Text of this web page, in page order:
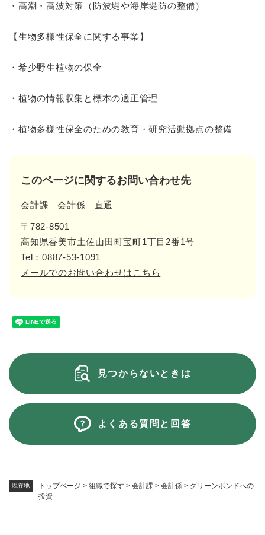
現在地 トップページ > 組織で探す > 会計課 > 会計係 > グリーンボンドへの
投資
・高潮・高波対策（防波堤や海岸堤防の整備）
【生物多様性保全に関する事業】
・希少野生植物の保全
・植物の情報収集と標本の適正管理
・植物多様性保全のための教育・研究活動拠点の整備
このページに関するお問い合わせ先
会計課 会計係 直通
〒782-8501
高知県香美市土佐山田町宝町1丁目2番1号
Tel：0887-53-1091
メールでのお問い合わせはこちら
見つからないときは
よくある質問と回答